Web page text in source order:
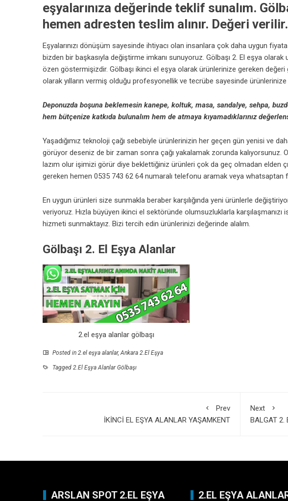
eşyalarınıza değerinde teklif sunalım.
hemen adresten teslim alınır. Değeri verilir.
Eşyalarınızı dönüşüm sayesinde ihtiyacı olan insanlara çok daha uygun fiyata
bizden bir başkasıyla değiştirme imkanı sunuyoruz. Gölbaşı 2. El eşya
özen göstermişizdir. Gölbaşı ikinci el eşya olarak ürünlerinize gereken
olarak yılların vermiş olduğu profesyonellik ve tecrübe sayesinde ürünlerinize
Deponuzda boşuna beklemesin kanepe, koltuk, masa, sandalye, sehpa,
hem bütçenize katkıda bulunalım hem de atmaya kıyamadıklarınız
Yaşadığımız teknoloji çağı sebebiyle ürünlerinizin her geçen gün yenisi ve
görüyor deseniz de bir zaman sonra çağı yakalamak zorunda kalıyorsunuz.
lazım olur işimizi görür diye beklettiğiniz ürünleri çok da geç olmadan elden
gereken hemen 0535 743 62 64 numaralı telefonu aramak veya
En uygun ürünleri size sunmakla beraber karşılığında yeni ürünlerle
veriyoruz. Hızla büyüyen ikinci el sektöründe olumsuzluklarla
hizmeti sunmaktayız. Bizi tercih edin ürünlerinizi değerinde alalım.
Gölbaşı 2. El Eşya Alanlar
2.el eşya alanlar gölbaşı
Posted in 2.el eşya alanlar,Ankara 2.El Eşya
Tagged 2.El Eşya Alanlar Gölbaşı
Prev
İKİNCİ EL EŞYA ALANLAR YAŞAMKENT
Next
BALGAT 2.
ARSLAN SPOT 2.EL EŞYA 2.EL EŞYA